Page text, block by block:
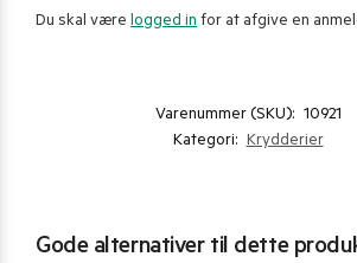
Du skal være logged in for at afgive en
Varenummer (SKU): 10921
Kategori: Krydderier
Gode alternativer til dette